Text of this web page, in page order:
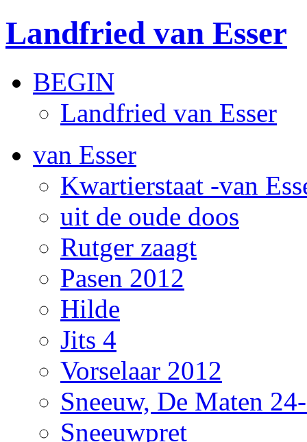
Landfried van Esser
BEGIN
Landfried van Esser
van Esser
Kwartierstaat -van
uit de oude doos
Rutger zaagt
Pasen 2012
Hilde
Jits 4
Vorselaar 2012
Sneeuw, De Maten
Sneeuwpret